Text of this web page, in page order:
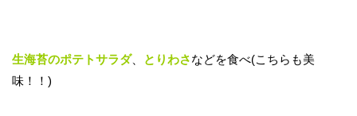
生海苔のポテトサラダ、 とりわさなどを食べ(こちらも美
味！！)